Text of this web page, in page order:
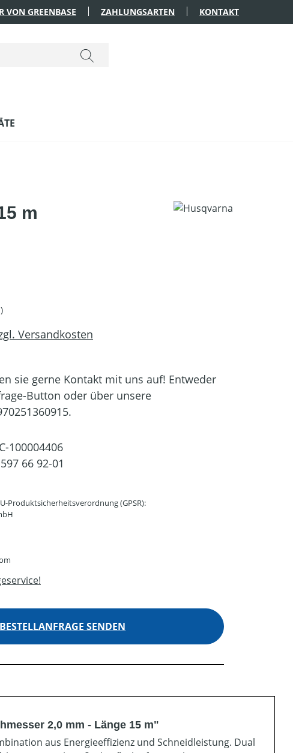
VON GREENBASE ZAHLUNGSARTEN KONTAKT
m
Versandkosten
sie gerne Kontakt mit uns auf! Entweder
Button oder über unsere
100004406
597 66 92-01
Produktsicherheitsverordnung (GPSR):
BESTELLANFRAGE SENDEN
2,0 mm - Länge 15 m"
aus Energieeffizienz und Schneidleistung. Dual